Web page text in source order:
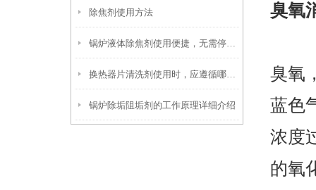
除焦剂使用方法
锅炉液体除焦剂使用便捷，无需停炉即可在线投加
换热器片清洗剂使用时，应遵循哪些步骤？
锅炉除垢阻垢剂的工作原理详细介绍
臭氧
臭氧
蓝色
浓度
的氧